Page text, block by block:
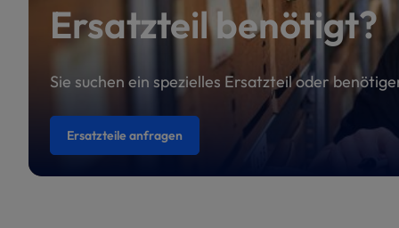
Ersatzteil benötigt?
Sie suchen ein spezielles Ersatzteil oder
Ersatzteile anfragen